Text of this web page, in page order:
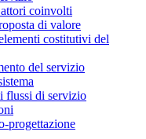
coinvolti
di valore
costitutivi del
del servizio
flussi di servizio
progettazione